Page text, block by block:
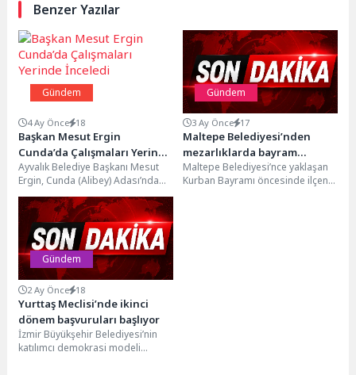
Benzer Yazılar
Gündem
4 Ay Önce 18
Başkan Mesut Ergin
Cunda’da Çalışmaları Yerinde
İnceledi
Ayvalık Belediye Başkanı Mesut
Ergin, Cunda (Alibey) Adası’nda
belediye meclis üyeleri ve birim
amirleriyle birlikte...
Gündem
3 Ay Önce 17
Maltepe Belediyesi’nden
mezarlıklarda bayram
temizliği
Maltepe Belediyesi’nce yaklaşan
Kurban Bayramı öncesinde ilçenin
Gündem
2 Ay Önce 18
Yurttaş Meclisi’nde ikinci
dönem başvuruları başlıyor
İzmir Büyükşehir Belediyesi’nin
katılımcı demokrasi modeli